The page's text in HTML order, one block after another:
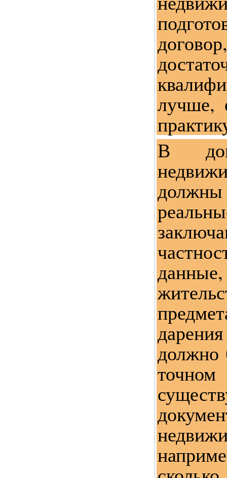
лучше,
В
должно